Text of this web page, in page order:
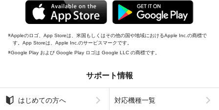
Appleのロゴ、App Storeは、米国もしくはその他の国や地域におけるApple Inc.の商標で
す。App Storeは、Apple Inc.のサービスマークです。
Google Play および Google Play ロゴは Google LLC の商標です。
サポート情報
はじめての方へ 対応機種一覧